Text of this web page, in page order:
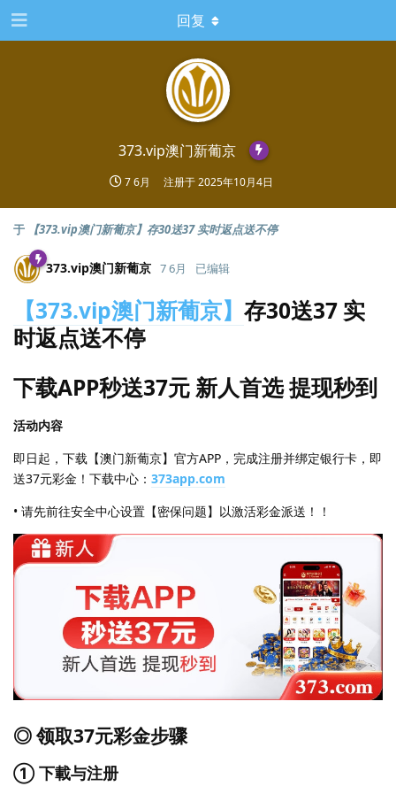
373.​vip澳门新葡京
7 6月 注册于2025年10月4日
回复
于 【373.vip澳门新葡京】存30送37 实时返点送不停
373.​vip澳门新葡京 7 6月 已编辑
【373.vip澳门新葡京】 存30送37 实
时返点送不停
下载APP秒送37元 新人首选 提现秒到
活动内容
即日起，下载【澳门新葡京】官方APP，完成注册并绑定银行卡，即
送37元彩金！下载中心： 373app.com
• 请先前往安全中心设置【密保问题】以激活彩金派送！！
◎ 领取37元彩金步骤
① 下載与注册